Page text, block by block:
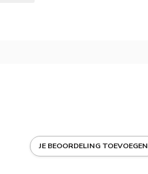
JE BEOORDELING TOEVOEGEN